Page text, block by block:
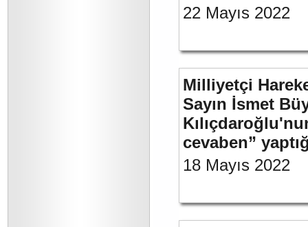
22 Mayıs 2022
Milliyetçi
Sayın İsmet
cevaben”
18 Mayıs 2022